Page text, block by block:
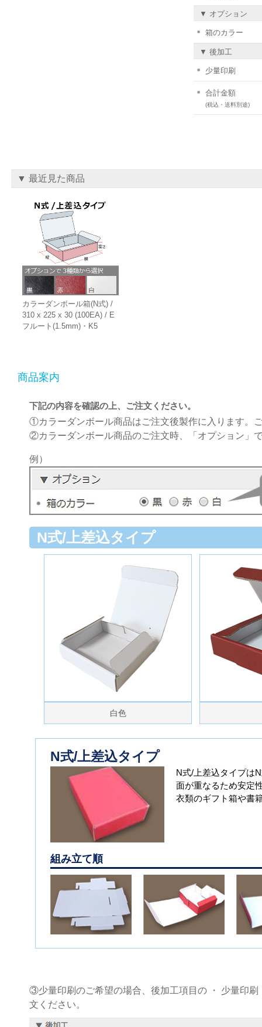
▼ オプション
箱のカラー
▼ 後加工
少量印刷
合計金額
(税込・送料別途)
▼ 最近見た商品
カラーダンボール箱(N式) /
310 x 225 x 30 (100EA) / E
フルート(1.5mm)・K5
商品案内
下記の内容を確認の上、ご注文ください。
①カラーダンボール商品はご注文後製作に入ります。
②カラーダンボール商品のご注文時、「オプション」
例）
N式/上差込タイプ
白色
N式/上差込タイプ
N式/上差込タイプは
面が重なるため安定
衣類のギフト箱や書
組み立て順
③少量印刷のご希望の場合、後加工項目の ・ 少量印刷
文ください。